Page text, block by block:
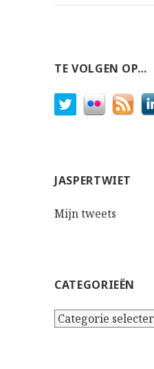
TE VOLGEN OP…
JASPERTWIET
Mijn tweets
CATEGORIEËN
Categorieën